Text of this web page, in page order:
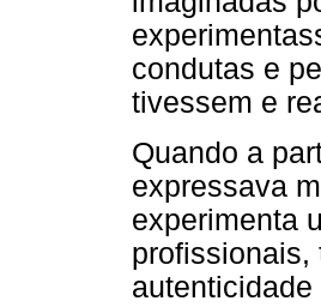
condutas e
tivessem e
Quando a
expressava
experimenta
profissionais,